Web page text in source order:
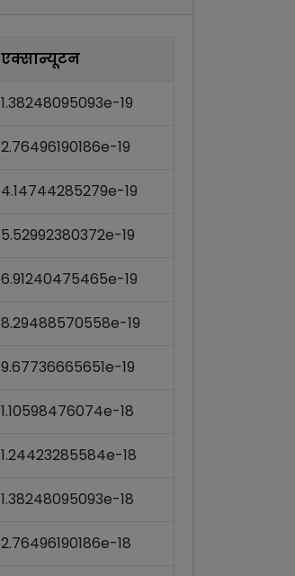
एक्सान्यूटन
1.38248095093e-19
2.76496190186e-19
4.14744285279e-19
5.52992380372e-19
6.91240475465e-19
8.29488570558e-19
9.67736665651e-19
1.10598476074e-18
1.24423285584e-18
1.38248095093e-18
2.76496190186e-18